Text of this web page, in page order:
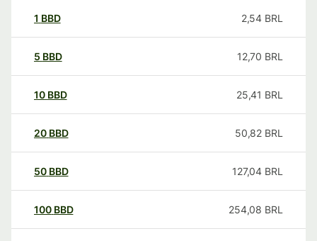
1 BBD 2,54 BRL
5 BBD 12,70 BRL
10 BBD 25,41 BRL
20 BBD 50,82 BRL
50 BBD 127,04 BRL
100 BBD 254,08 BRL